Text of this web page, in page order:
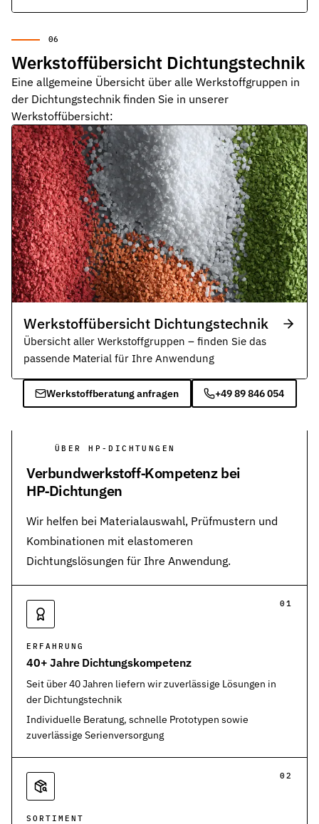
Werkstoffübersicht Dichtungstechnik
Eine allgemeine Übersicht über alle Werkstoffgruppen in
der Dichtungstechnik finden Sie in unserer
Werkstoffübersicht:
Werkstoffübersicht Dichtungstechnik
Übersicht aller Werkstoffgruppen – finden Sie das
passende Material für Ihre Anwendung
Werkstoffberatung anfragen +49 89 846 054
ÜBER HP-DICHTUNGEN
Verbundwerkstoff‑Kompetenz bei
HP‑Dichtungen
Wir helfen bei Materialauswahl, Prüfmustern und
Kombinationen mit elastomeren
Dichtungslösungen für Ihre Anwendung.
01
ERFAHRUNG
40+ Jahre Dichtungskompetenz
Seit über 40 Jahren liefern wir zuverlässige Lösungen in
der Dichtungstechnik
Individuelle Beratung, schnelle Prototypen sowie
zuverlässige Serienversorgung
02
SORTIMENT